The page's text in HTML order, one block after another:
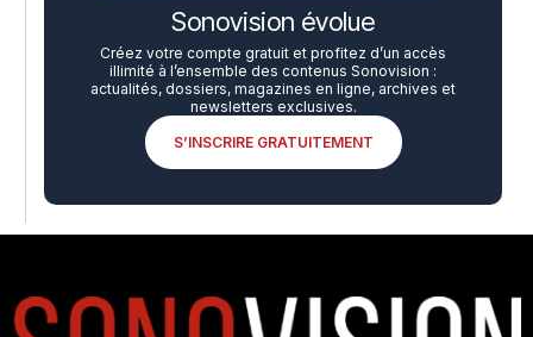
Sonovision évolue
Créez votre compte gratuit et profitez d’un accès
illimité à l’ensemble des contenus Sonovision :
actualités, dossiers, magazines en ligne, archives et
newsletters exclusives.
S’INSCRIRE GRATUITEMENT